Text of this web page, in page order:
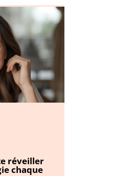
réveiller
chaque